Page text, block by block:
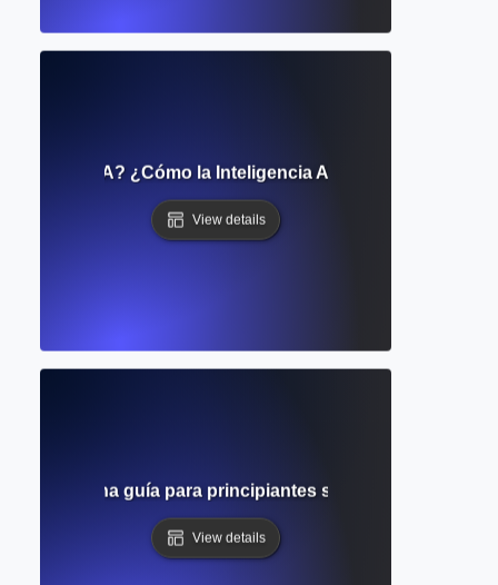
de IA? ¿Cómo la Inteligencia Artificial Apoya la
View details
Una guía para principiantes sobre la IA y su
View details